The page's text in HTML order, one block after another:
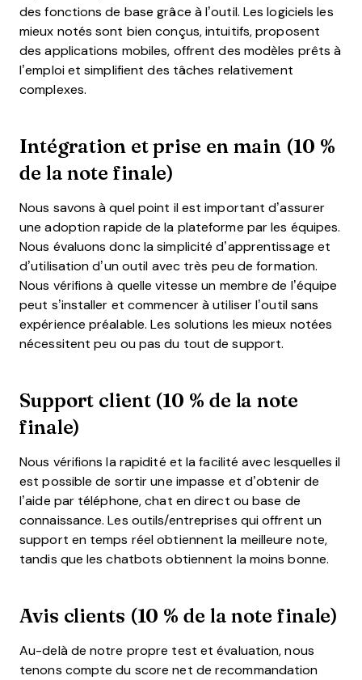
des fonctions de base grâce à l’outil. Les logiciels les
mieux notés sont bien conçus, intuitifs, proposent
des applications mobiles, offrent des modèles prêts à
l’emploi et simplifient des tâches relativement
complexes.
Intégration et prise en main (10 %
de la note finale)
Nous savons à quel point il est important d’assurer
une adoption rapide de la plateforme par les équipes.
Nous évaluons donc la simplicité d’apprentissage et
d’utilisation d’un outil avec très peu de formation.
Nous vérifions à quelle vitesse un membre de l’équipe
peut s’installer et commencer à utiliser l’outil sans
expérience préalable. Les solutions les mieux notées
nécessitent peu ou pas du tout de support.
Support client (10 % de la note
finale)
Nous vérifions la rapidité et la facilité avec lesquelles il
est possible de sortir une impasse et d’obtenir de
l’aide par téléphone, chat en direct ou base de
connaissance. Les outils/entreprises qui offrent un
support en temps réel obtiennent la meilleure note,
tandis que les chatbots obtiennent la moins bonne.
Avis clients (10 % de la note finale)
Au-delà de notre propre test et évaluation, nous
tenons compte du score net de recommandation